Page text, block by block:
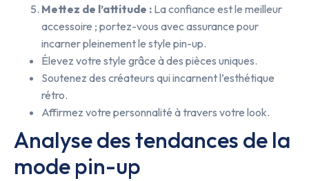
Mettez de l’attitude : La confiance est le meilleur
accessoire ; portez-vous avec assurance pour
incarner pleinement le style pin-up.
Élevez votre style grâce à des pièces uniques.
Soutenez des créateurs qui incarnent l’esthétique
rétro.
Affirmez votre personnalité à travers votre look.
Analyse des tendances de la
mode pin-up